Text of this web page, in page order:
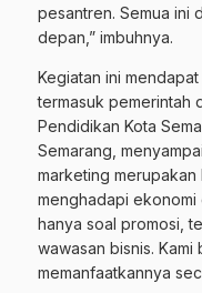
pesantren. Semua ini
depan,” imbuhnya.
Kegiatan ini
termasuk pemerintah
Pendidikan Kota
Semarang,
marketing merupakan
menghadapi ekonomi
hanya soal promosi,
wawasan bisnis.
memanfaatkannya